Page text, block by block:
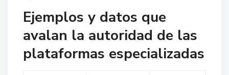
Ejemplos y datos que
avalan la autoridad de las
plataformas especializadas